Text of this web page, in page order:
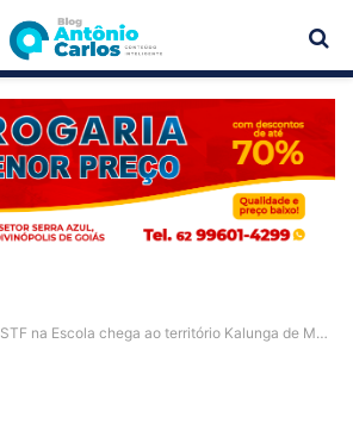
PUBLICIDADE
STF na Escola chega ao território Kalunga de Monte Alegre de Goiás